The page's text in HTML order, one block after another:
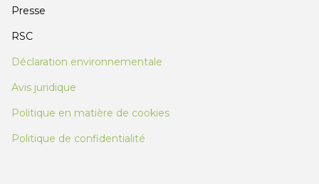
Presse
RSC
Déclaration environnementale
Avis juridique
Politique en matière de cookies
Politique de confidentialité